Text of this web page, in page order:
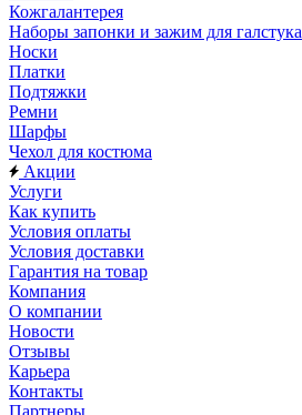
Кожгалантерея
Наборы запонки и зажим для галстука
Носки
Платки
Подтяжки
Ремни
Шарфы
Чехол для костюма
Акции
Услуги
Как купить
Условия оплаты
Условия доставки
Гарантия на товар
Компания
О компании
Новости
Отзывы
Карьера
Контакты
Партнеры